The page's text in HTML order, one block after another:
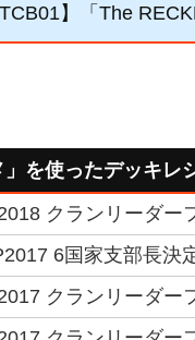
TCB01】「The
」を使ったデッキレ
クランリーダー
6国家支部長決
クランリーダー